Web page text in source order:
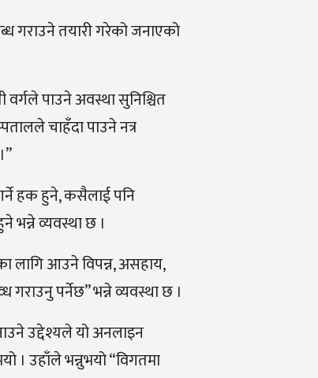
गराउने तयारी गरेको जनाएको
वर्गले पाउने अवस्था सुनिश्चित
चाहँदा पाउने नत्र
हक हुने, कसैलाई पनि
भन्ने व्यवस्था छ ।
लागि आउने विपन्न, असहाय,
गराउनु पर्नेछ” भन्ने व्यवस्था छ ।
उद्देश्यले यो अनलाइन
। उहाँले भन्नुभयो “विगतमा